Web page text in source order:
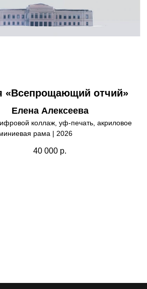
«Всепрощающий отчий»
Елена Алексеева
коллаж, уф-печать, акриловое
рама | 2026
40 000 р.